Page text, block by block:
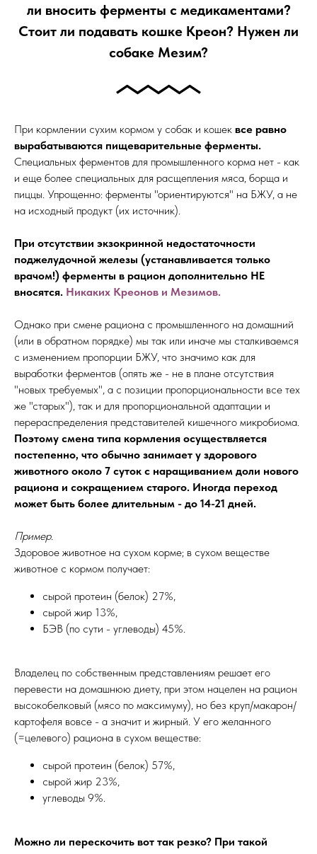
ли вносить ферменты с медикаментами?
Стоит ли подавать кошке Креон? Нужен ли
собаке Мезим?
При кормлении сухим кормом у собак и кошек все равно
вырабатываются пищеварительные ферменты.
Специальных ферментов для промышленного корма нет - как
и еще более специальных для расщепления мяса, борща и
пиццы. Упрощенно: ферменты "ориентируются" на БЖУ, а не
на исходный продукт (их источник).
При отсутствии экзокринной недостаточности
поджелудочной железы (устанавливается только
врачом!) ферменты в рацион дополнительно НЕ
вносятся. Никаких Креонов и Мезимов.
Однако при смене рациона с промышленного на домашний
(или в обратном порядке) мы так или иначе мы сталкиваемся
с изменением пропорции БЖУ, что значимо как для
выработки ферментов (опять же - не в плане отсутствия
"новых требуемых", а с позиции пропорциональности все тех
же "старых"), так и для пропорциональной адаптации и
перераспределения представителей кишечного микробиома.
Поэтому смена типа кормления осуществляется
постепенно, что обычно занимает у здорового
животного около 7 суток с наращиванием доли нового
рациона и сокращением старого. Иногда переход
может быть более длительным - до 14-21 дней.
Пример.
Здоровое животное на сухом корме; в сухом веществе
животное с кормом получает:
сырой протеин (белок) 27%,
сырой жир 13%,
БЭВ (по сути - углеводы) 45%.
Владелец по собственным представлениям решает его
перевести на домашнюю диету, при этом нацелен на рацион
высокобелковый (мясо по максимуму), но без круп/макарон/
картофеля вовсе - а значит и жирный. У его желанного
(=целевого) рациона в сухом веществе:
сырой протеин (белок) 57%,
сырой жир 23%,
углеводы 9%.
Можно ли перескочить вот так резко? При такой